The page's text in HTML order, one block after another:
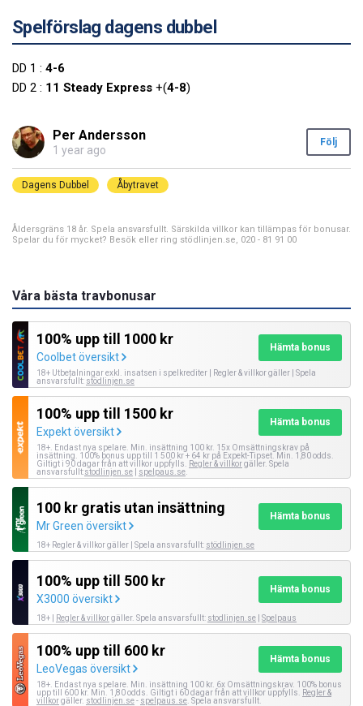
Spelförslag dagens dubbel
DD 1 : 4-6
DD 2 : 11 Steady Express +(4-8)
Per Andersson
1 year ago
Följ
Dagens Dubbel Åbytravet
Åldersgräns 18 år. Spela ansvarsfullt. Särskilda villkor kan tillämpas för bonusar.
Spelar du för mycket? Besök eller ring stödlinjen.se, 020 - 81 91 00
Våra bästa travbonusar
100% upp till 1000 kr
Coolbet översikt
Hämta bonus
18+ Utbetalningar exkl. insatsen i spelkrediter | Regler & villkor gäller | Spela
ansvarsfullt: stödlinjen.se
100% upp till 1500 kr
Expekt översikt
Hämta bonus
18+. Endast nya spelare. Min. insättning 100 kr. 15x Omsättningskrav på
insättning. 100% bonus upp till 1 500 kr + 64 kr på Expekt-Tipset. Min. 1,80 odds.
Giltigt i 90 dagar från att villkor uppfylls.
Regler & villkorgäller. Spela
ansvarsfullt:stodlinjen.se spelpaus.se
100 kr gratis utan insättning
Mr Green översikt
Hämta bonus
18+ Regler & villkor gäller | Spela ansvarsfullt: stödlinjen.se
100% upp till 500 kr
X3000 översikt
Hämta bonus
18+ | Regler & villkorgäller. Spela ansvarsfullt: stodlinjen.se Spelpaus
100% upp till 600 kr
LeoVegas översikt
Hämta bonus
18+. Endast nya spelare. Min. insättning 100 kr. 6x Omsättningskrav. 100% bonus
upp till 600 kr. Min. 1,80 odds. Giltigt i 60 dagar från att villkor uppfylls.
Regler &
villkorgäller. stodlinjen.se- spelpaus.se . Spela ansvarsfullt.